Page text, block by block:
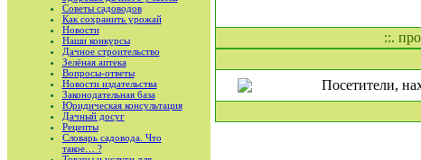
Советы садоводов
Как сохранить урожай
Новости
Наши конкурсы
Дачное строительство
Зелёная аптека
Вопросы-ответы
Новости издательства
Законодательная база
Юридическая консультация
Дачный досуг
Рецепты
Словарь садовода. Что
такое… ?
::.
Посетители,